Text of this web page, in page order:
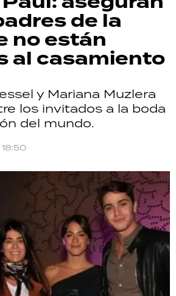
de la
no están
al casamiento
y Mariana Muzlera
los invitados a la boda
del mundo.